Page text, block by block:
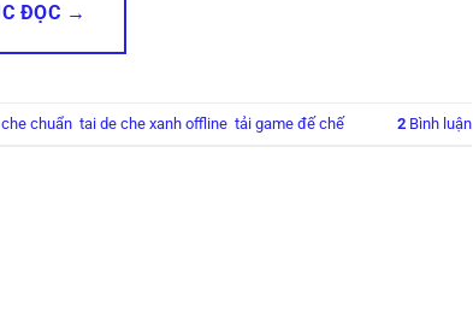
ĐỌC →
chuẩn tai de che xanh offline tải game đế chế 2Bình luận